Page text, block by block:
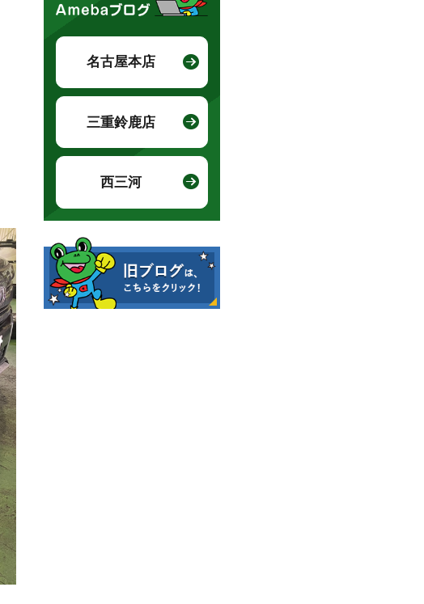
名古屋本店
三重鈴鹿店
西三河